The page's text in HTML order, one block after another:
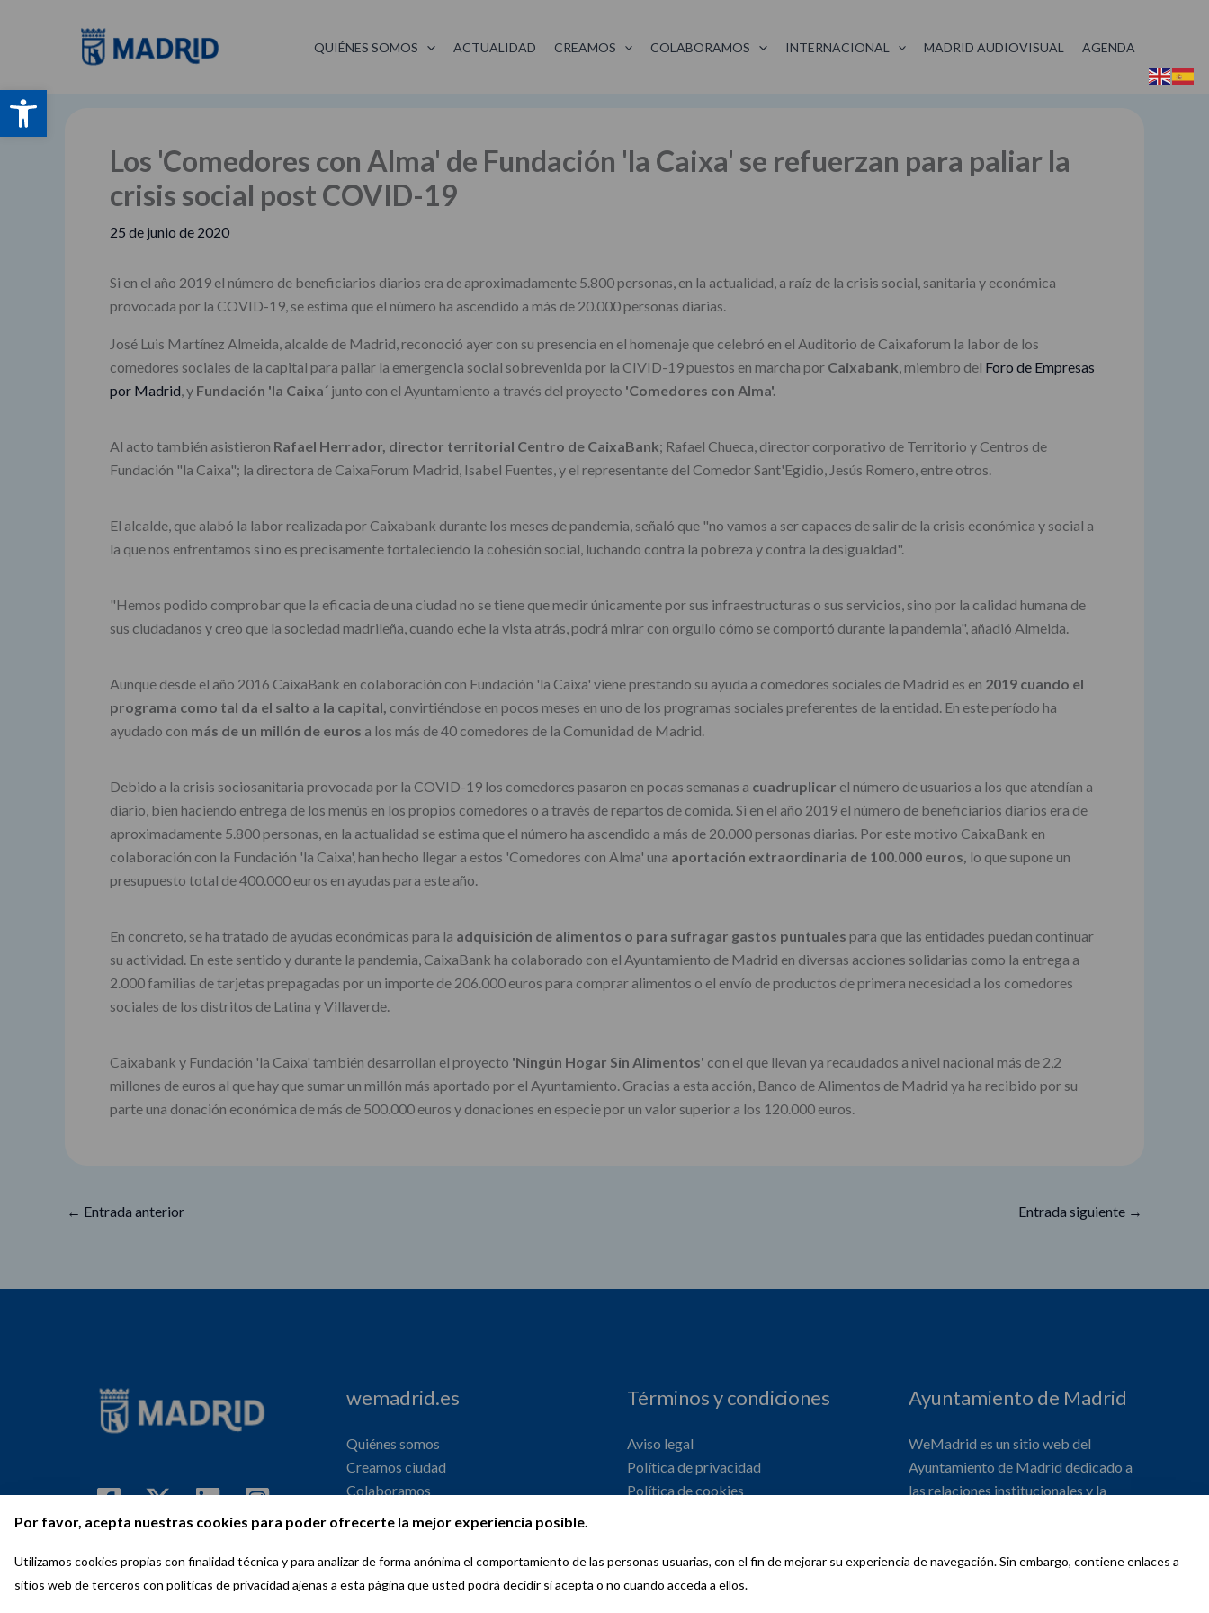
Por favor, acepta nuestras cookies para poder ofrecerte la mejor experiencia posible.
Utilizamos cookies propias con finalidad técnica y para analizar de forma anónima el comportamiento de las personas usuarias, con el fin de mejorar su experiencia de navegación. Sin embargo, contiene enlaces a
sitios web de terceros con políticas de privacidad ajenas a esta página que usted podrá decidir si acepta o no cuando acceda a ellos.
Abrir barra de herramientas
QUIÉNES SOMOS ACTUALIDAD CREAMOS COLABORAMOS INTERNACIONAL MADRID AUDIOVISUAL AGENDA
Los 'Comedores con Alma' de Fundación 'la Caixa' se refuerzan para paliar la
crisis social post COVID-19
25 de junio de 2020
Si en el año 2019 el número de beneficiarios diarios era de aproximadamente 5.800 personas, en la actualidad, a raíz de la crisis social, sanitaria y económica
provocada por la COVID-19, se estima que el número ha ascendido a más de 20.000 personas diarias.
José Luis Martínez Almeida, alcalde de Madrid, reconoció ayer con su presencia en el homenaje que celebró en el Auditorio de Caixaforum la labor de los
comedores sociales de la capital para paliar la emergencia social sobrevenida por la CIVID-19 puestos en marcha por Caixabank, miembro del Foro de Empresas
por Madrid, y Fundación 'la Caixa´ junto con el Ayuntamiento a través del proyecto 'Comedores con Alma'.
Al acto también asistieron Rafael Herrador, director territorial Centro de CaixaBank; Rafael Chueca, director corporativo de Territorio y Centros de
Fundación "la Caixa"; la directora de CaixaForum Madrid, Isabel Fuentes, y el representante del Comedor Sant'Egidio, Jesús Romero, entre otros.
El alcalde, que alabó la labor realizada por Caixabank durante los meses de pandemia, señaló que "no vamos a ser capaces de salir de la crisis económica y social a
la que nos enfrentamos si no es precisamente fortaleciendo la cohesión social, luchando contra la pobreza y contra la desigualdad".
"Hemos podido comprobar que la eficacia de una ciudad no se tiene que medir únicamente por sus infraestructuras o sus servicios, sino por la calidad humana de
sus ciudadanos y creo que la sociedad madrileña, cuando eche la vista atrás, podrá mirar con orgullo cómo se comportó durante la pandemia", añadió Almeida.
Aunque desde el año 2016 CaixaBank en colaboración con Fundación 'la Caixa' viene prestando su ayuda a comedores sociales de Madrid es en 2019 cuando el
programa como tal da el salto a la capital, convirtiéndose en pocos meses en uno de los programas sociales preferentes de la entidad. En este período ha
ayudado con más de un millón de euros a los más de 40 comedores de la Comunidad de Madrid.
Debido a la crisis sociosanitaria provocada por la COVID-19 los comedores pasaron en pocas semanas a cuadruplicar el número de usuarios a los que atendían a
diario, bien haciendo entrega de los menús en los propios comedores o a través de repartos de comida. Si en el año 2019 el número de beneficiarios diarios era de
aproximadamente 5.800 personas, en la actualidad se estima que el número ha ascendido a más de 20.000 personas diarias. Por este motivo CaixaBank en
colaboración con la Fundación 'la Caixa', han hecho llegar a estos 'Comedores con Alma' una aportación extraordinaria de 100.000 euros, lo que supone un
presupuesto total de 400.000 euros en ayudas para este año.
En concreto, se ha tratado de ayudas económicas para la adquisición de alimentos o para sufragar gastos puntuales para que las entidades puedan continuar
su actividad. En este sentido y durante la pandemia, CaixaBank ha colaborado con el Ayuntamiento de Madrid en diversas acciones solidarias como la entrega a
2.000 familias de tarjetas prepagadas por un importe de 206.000 euros para comprar alimentos o el envío de productos de primera necesidad a los comedores
sociales de los distritos de Latina y Villaverde.
Caixabank y Fundación 'la Caixa' también desarrollan el proyecto 'Ningún Hogar Sin Alimentos' con el que llevan ya recaudados a nivel nacional más de 2,2
millones de euros al que hay que sumar un millón más aportado por el Ayuntamiento. Gracias a esta acción, Banco de Alimentos de Madrid ya ha recibido por su
parte una donación económica de más de 500.000 euros y donaciones en especie por un valor superior a los 120.000 euros.
← Entrada anterior Entrada siguiente →
wemadrid.es
Quiénes somos
Creamos ciudad
Colaboramos
Internacional
Términos y condiciones
Aviso legal
Política de privacidad
Política de cookies
Ayuntamiento de Madrid
WeMadrid es un sitio web del
Ayuntamiento de Madrid dedicado a
las relaciones institucionales y la